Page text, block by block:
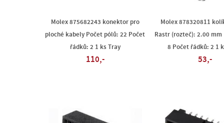
Molex 875682243 konektor pro
ploché kabely Počet pólů: 22 Počet
řádků: 2 1 ks Tray
110,-
Molex 878320811
Rastr (rozteč): 2.00 mm
8 Počet řádků: 2 1
53,-